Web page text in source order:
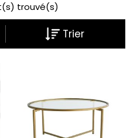
trouvé(s)